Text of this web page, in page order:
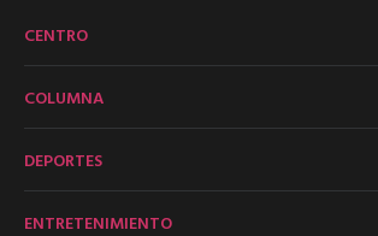
CENTRO
COLUMNA
DEPORTES
ENTRETENIMIENTO